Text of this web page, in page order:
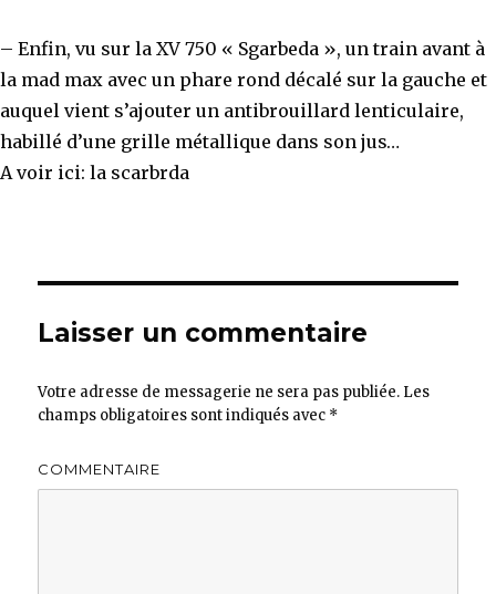
– Enfin, vu sur la XV 750 « Sgarbeda », un train avant à
la mad max avec un phare rond décalé sur la gauche et
auquel vient s’ajouter un antibrouillard lenticulaire,
habillé d’une grille métallique dans son jus…
A voir ici: la scarbrda
Laisser un commentaire
Votre adresse de messagerie ne sera pas publiée. Les
champs obligatoires sont indiqués avec *
COMMENTAIRE